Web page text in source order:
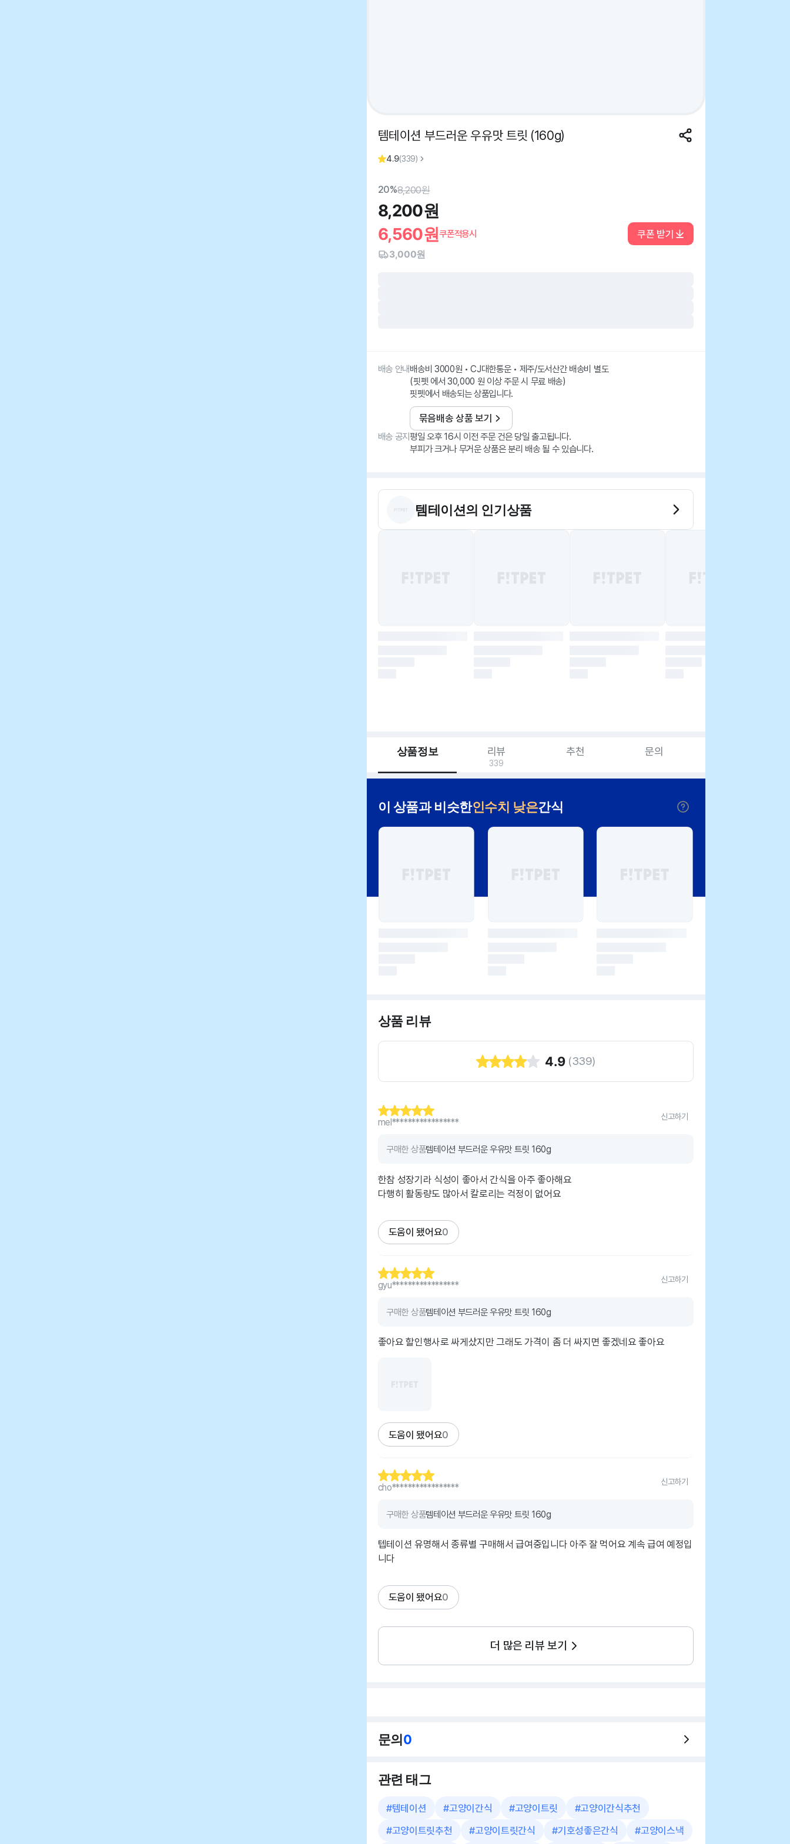
템테이션 부드러운 우유맛 트릿 (160g)
4.9(339)
20%8,200원
8,200원
6,560원쿠폰적용시 쿠폰 받기
3,000원
배송 안내배송비 3000원 • CJ대한통운 • 제주/도서산간 배송비 별도
(핏펫 에서 30,000 원 이상 주문 시 무료 배송)
핏펫에서 배송되는 상품입니다.
묶음배송 상품 보기
배송 공지평일 오후 16시 이전 주문 건은 당일 출고됩니다.
부피가 크거나 무거운 상품은 분리 배송 될 수 있습니다.
템테이션의 인기상품
상품정보 리뷰
339
추천 문의
이 상품과 비슷한인수치 낮은간식
상품 리뷰
4.9 (339)
mel*****************
신고하기
구매한 상품템테이션 부드러운 우유맛 트릿 160g
한참 성장기라 식성이 좋아서 간식을 아주 좋아해요
다행히 활동량도 많아서 칼로리는 걱정이 없어요
도움이 됐어요0
gyu*****************
신고하기
구매한 상품템테이션 부드러운 우유맛 트릿 160g
좋아요 할인행사로 싸게샀지만 그래도 가격이 좀 더 싸지면 좋겠네요 좋아요
도움이 됐어요0
cho*****************
신고하기
구매한 상품템테이션 부드러운 우유맛 트릿 160g
텝테이션 유명해서 종류별 구매해서 급여중입니다 아주 잘 먹어요 계속 급여 예정입
니다
도움이 됐어요0
더 많은 리뷰 보기
문의0
관련 태그
#템테이션 #고양이간식 #고양이트릿 #고양이간식추천
#고양이트릿추천 #고양이트릿간식 #기호성좋은간식 #고양이스낵